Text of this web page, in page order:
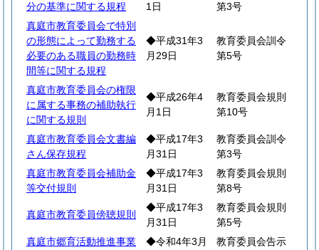
分の基準に関する規程
1日
第3号
真庭市教育委員会で特別
の形態によって勤務する
必要のある職員の勤務時
間等に関する規程
◆平成31年3
月29日
教育委員会訓令
第5号
真庭市教育委員会の権限
に属する事務の補助執行
に関する規則
◆平成26年4
月1日
教育委員会規則
第10号
真庭市教育委員会文書編
さん保存規程
◆平成17年3
月31日
教育委員会訓令
第3号
真庭市教育委員会補助金
等交付規則
◆平成17年3
月31日
教育委員会規則
第8号
真庭市教育委員傍聴規則
◆平成17年3
月31日
教育委員会規則
第5号
真庭市郷育活動推進事業
◆令和4年3月
教育委員会告示